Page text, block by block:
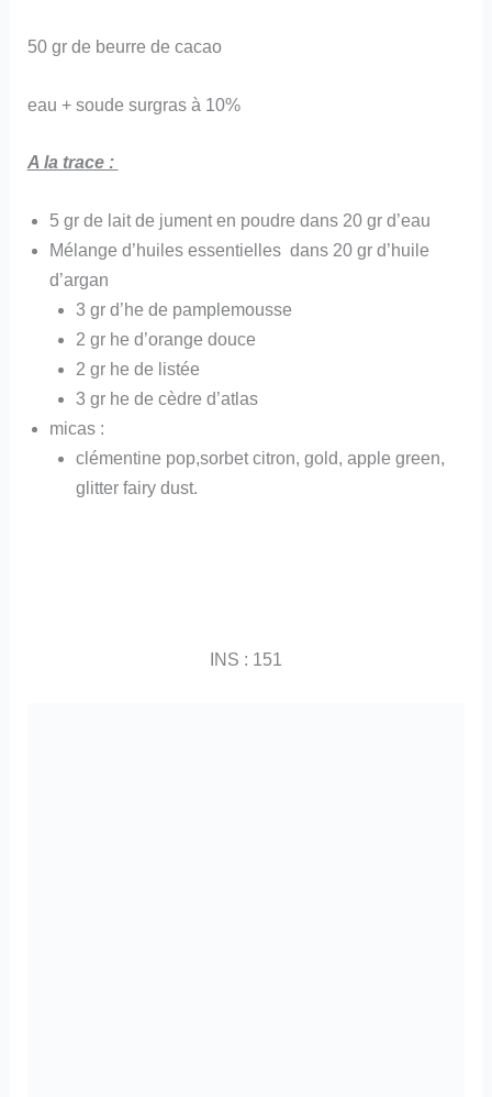
50 gr de beurre de cacao
eau + soude surgras à 10%
A la trace :
5 gr de lait de jument en poudre dans 20 gr d’eau
Mélange d’huiles essentielles dans 20 gr d’huile
d’argan
3 gr d’he de pamplemousse
2 gr he d’orange douce
2 gr he de listée
3 gr he de cèdre d’atlas
micas :
clémentine pop,sorbet citron, gold, apple green,
glitter fairy dust.
INS : 151